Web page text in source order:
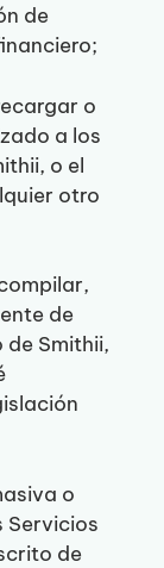
de
o
a los
o el
otro
de
Smithii,
o
Servicios
de